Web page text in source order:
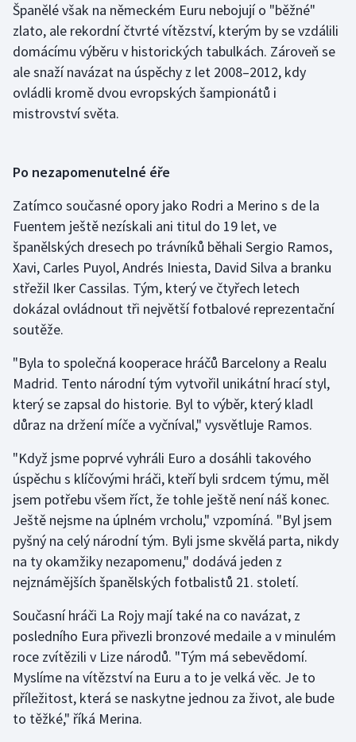
Španělé však na německém Euru nebojují o "běžné"
zlato, ale rekordní čtvrté vítězství, kterým by se vzdálili
domácímu výběru v historických tabulkách. Zároveň se
ale snaží navázat na úspěchy z let 2008–2012, kdy
ovládli kromě dvou evropských šampionátů i
mistrovství světa.
Po nezapomenutelné éře
Zatímco současné opory jako Rodri a Merino s de la
Fuentem ještě nezískali ani titul do 19 let, ve
španělských dresech po trávníků běhali Sergio Ramos,
Xavi, Carles Puyol, Andrés Iniesta, David Silva a branku
střežil Iker Cassilas. Tým, který ve čtyřech letech
dokázal ovládnout tři největší fotbalové reprezentační
soutěže.
"Byla to společná kooperace hráčů Barcelony a Realu
Madrid. Tento národní tým vytvořil unikátní hrací styl,
který se zapsal do historie. Byl to výběr, který kladl
důraz na držení míče a vyčníval," vysvětluje Ramos.
"Když jsme poprvé vyhráli Euro a dosáhli takového
úspěchu s klíčovými hráči, kteří byli srdcem týmu, měl
jsem potřebu všem říct, že tohle ještě není náš konec.
Ještě nejsme na úplném vrcholu," vzpomíná. "Byl jsem
pyšný na celý národní tým. Byli jsme skvělá parta, nikdy
na ty okamžiky nezapomenu," dodává jeden z
nejznámějších španělských fotbalistů 21. století.
Současní hráči La Rojy mají také na co navázat, z
posledního Eura přivezli bronzové medaile a v minulém
roce zvítězili v Lize národů. "Tým má sebevědomí.
Myslíme na vítězství na Euru a to je velká věc. Je to
příležitost, která se naskytne jednou za život, ale bude
to těžké," říká Merina.